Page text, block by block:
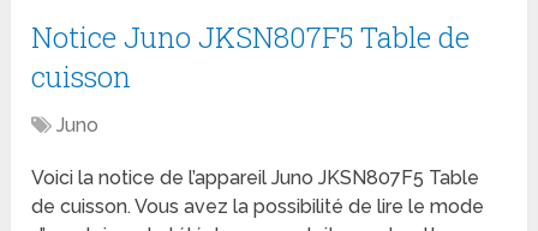
Notice Juno JKSN807F5 Table de
cuisson
Juno
Voici la notice de l’appareil Juno JKSN807F5 Table
de cuisson. Vous avez la possibilité de lire le mode